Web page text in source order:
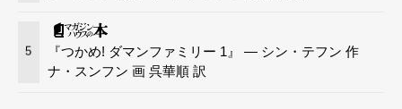
5
『つかめ! ダマンファミリー 1』 — シン・テフン 作
ナ・スンフン 画 呉華順 訳